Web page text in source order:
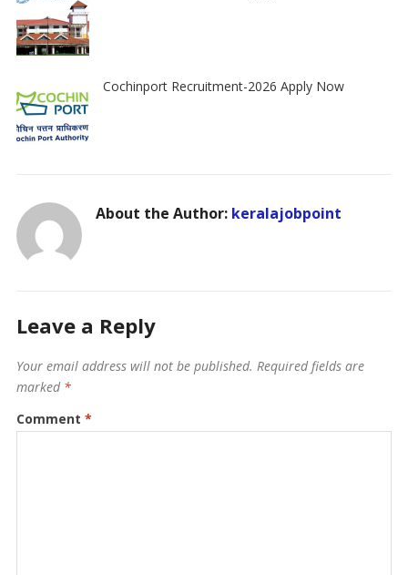
Cochinport Recruitment-2026 Apply Now
About the Author: keralajobpoint
Leave a Reply
Your email address will not be published. Required fields are
marked *
Comment *